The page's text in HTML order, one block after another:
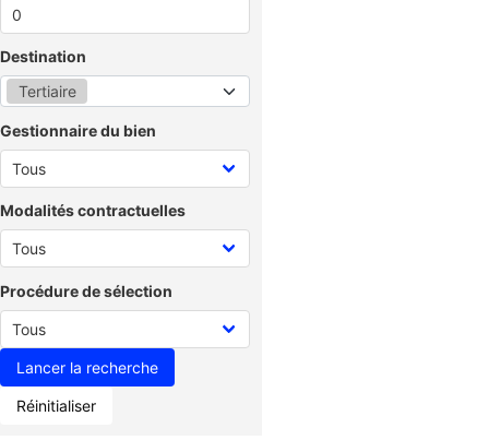
Destination
Tertiaire
Gestionnaire du bien
Modalités contractuelles
Procédure de sélection
Réinitialiser